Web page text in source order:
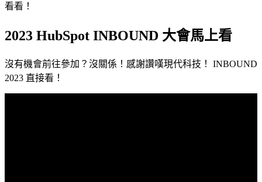
看看！
2023 HubSpot INBOUND 大會馬上看
沒有機會前往參加？沒關係！感謝讚嘆現代科技！ INBOUND
2023 直接看！